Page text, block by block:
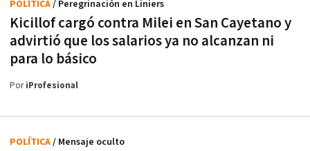
Kicillof cargó contra Milei en San Cayetano y
advirtió que los salarios ya no alcanzan ni
para lo básico
POLÍTICA/ Peregrinación en Liniers
PoriProfesional
POLÍTICA/ Mensaje oculto